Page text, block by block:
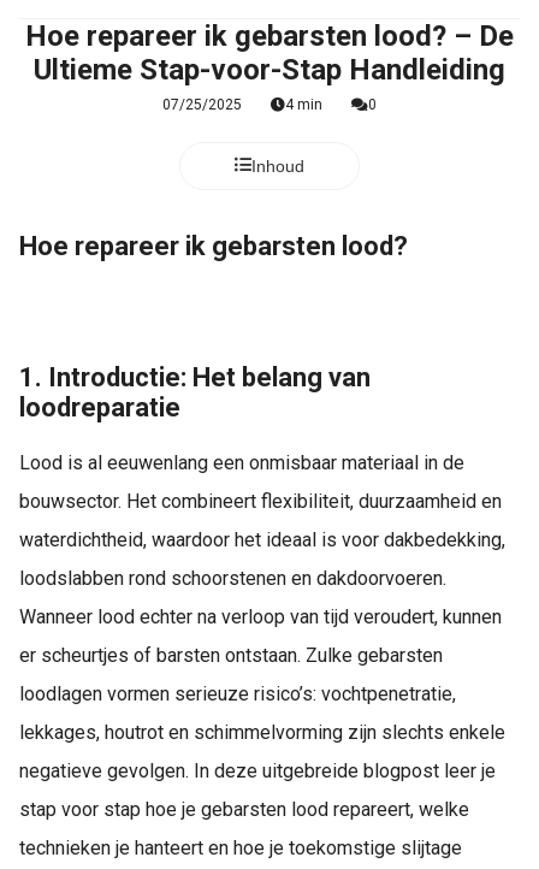
Hoe repareer ik gebarsten lood? – De
Ultieme Stap-voor-Stap Handleiding
07/25/2025 4 min 0
Inhoud
Hoe repareer ik gebarsten lood?
1. Introductie: Het belang van
loodreparatie
Lood is al eeuwenlang een onmisbaar materiaal in de
bouwsector. Het combineert flexibiliteit, duurzaamheid en
waterdichtheid, waardoor het ideaal is voor dakbedekking,
loodslabben rond schoorstenen en dakdoorvoeren.
Wanneer lood echter na verloop van tijd veroudert, kunnen
er scheurtjes of barsten ontstaan. Zulke gebarsten
loodlagen vormen serieuze risico’s: vochtpenetratie,
lekkages, houtrot en schimmelvorming zijn slechts enkele
negatieve gevolgen. In deze uitgebreide blogpost leer je
stap voor stap hoe je gebarsten lood repareert, welke
technieken je hanteert en hoe je toekomstige slijtage